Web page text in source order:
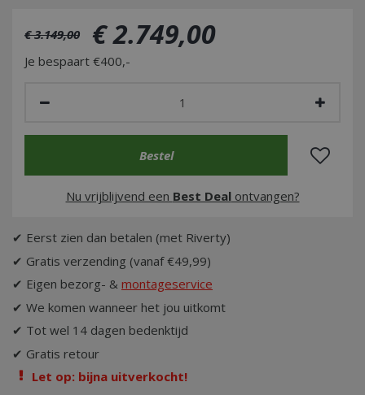
€ 3.149,00 €2.749,00
Je bespaart €400,-
Nu vrijblijvend een Best Dealontvangen?
✔ Eerst zien dan betalen (met Riverty)
✔ Gratis verzending (vanaf €49,99)
✔ Eigen bezorg- & montageservice
✔ We komen wanneer het jou uitkomt
✔ Tot wel 14 dagen bedenktijd
✔ Gratis retour
Let op: bijna uitverkocht!